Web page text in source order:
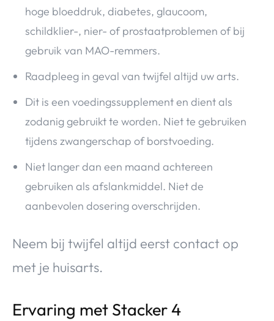
hoge bloeddruk, diabetes, glaucoom,
schildklier-, nier- of prostaatproblemen of bij
gebruik van MAO-remmers.
Raadpleeg in geval van twijfel altijd uw arts.
Dit is een voedingssupplement en dient als
zodanig gebruikt te worden. Niet te gebruiken
tijdens zwangerschap of borstvoeding.
Niet langer dan een maand achtereen
gebruiken als afslankmiddel. Niet de
aanbevolen dosering overschrijden.
Neem bij twijfel altijd eerst contact op
met je huisarts.
Ervaring met Stacker 4